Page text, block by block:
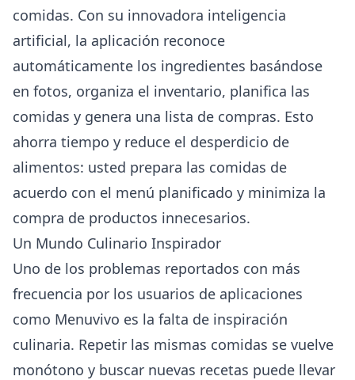
comidas. Con su innovadora inteligencia
artificial, la aplicación reconoce
automáticamente los ingredientes basándose
en fotos, organiza el inventario, planifica las
comidas y genera una lista de compras. Esto
ahorra tiempo y reduce el desperdicio de
alimentos: usted prepara las comidas de
acuerdo con el menú planificado y minimiza la
compra de productos innecesarios.
Un Mundo Culinario Inspirador
Uno de los problemas reportados con más
frecuencia por los usuarios de aplicaciones
como Menuvivo es la falta de inspiración
culinaria. Repetir las mismas comidas se vuelve
monótono y buscar nuevas recetas puede llevar